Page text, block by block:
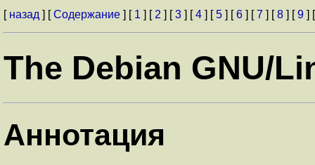
[ назад ] [Содержание ] [ 1 ] [ 2 ] [3 ] [4 ] [5 ] [6 ] [7 ] [8 ] [9 ]
The Debian GNU/
Аннотация